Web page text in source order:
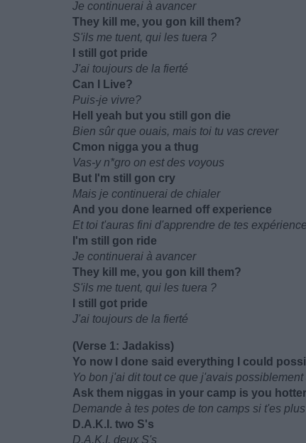
Je continuerai à avancer
They kill me, you gon kill them?
S'ils me tuent, qui les tuera ?
I still got pride
J'ai toujours de la fierté
Can I Live?
Puis-je vivre?
Hell yeah but you still gon die
Bien sûr que ouais, mais toi tu vas crever
Cmon nigga you a thug
Vas-y n*gro on est des voyous
But I'm still gon cry
Mais je continuerai de chialer
And you done learned off experience
Et toi t'auras fini d'apprendre de tes
I'm still gon ride
Je continuerai à avancer
They kill me, you gon kill them?
S'ils me tuent, qui les tuera ?
I still got pride
J'ai toujours de la fierté
(Verse 1: Jadakiss)
Yo now I done said everything I could
Yo bon j'ai dit tout ce que j'avais possiblement
Ask them niggas in your camp is you
Demande à tes potes de ton camps si t'es
D.A.K.I. two S's
D.A.K.I. deux S's